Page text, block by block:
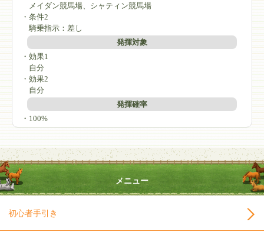
メイダン競馬場、シャティン競馬場
・条件2
騎乗指示：差し
発揮対象
・効果1
自分
・効果2
自分
発揮確率
・100%
メニュー
初心者手引き